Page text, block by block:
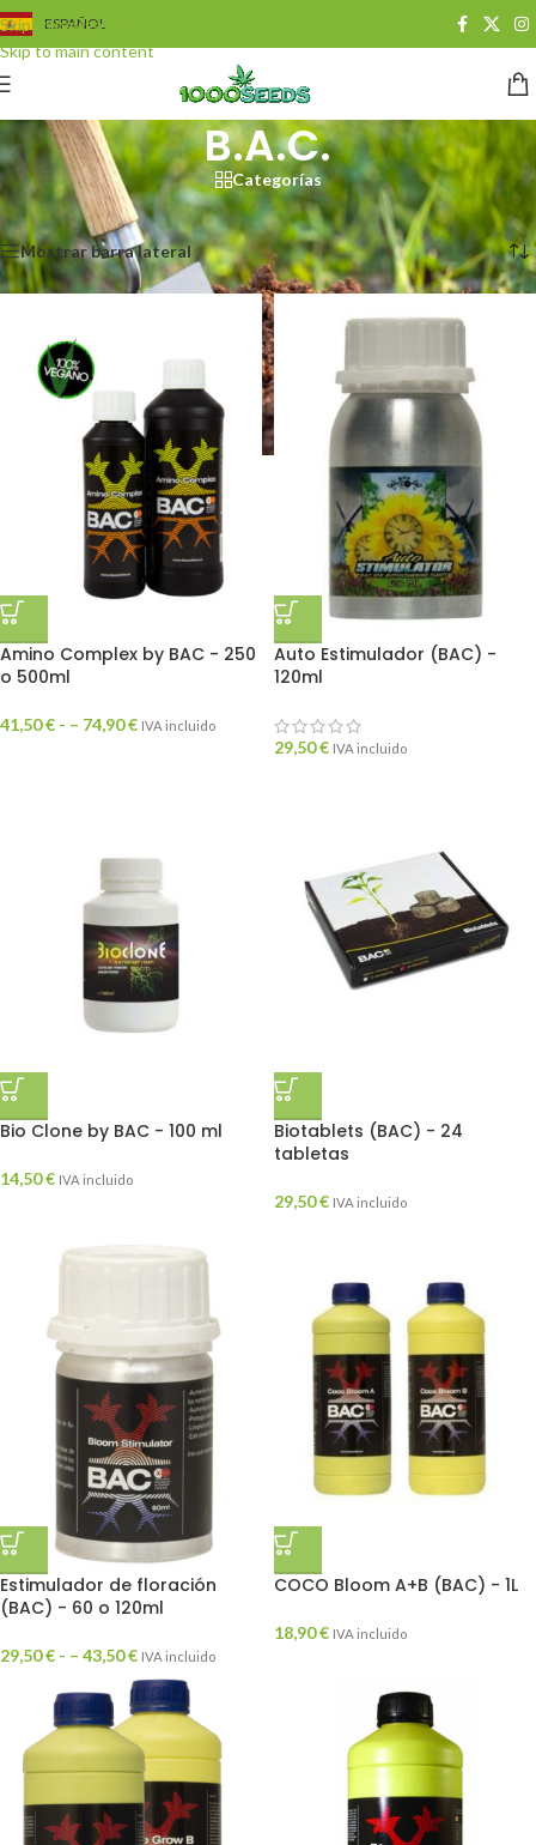
Skip to navigation
Skip to main content
ESPAÑOL
B.A.C.
Categorías
Start/Growshop/Dünger/B.A.C. Se muestran los resultados 1 - 20 de 30
Mostrar barra lateral
Amino Complex by BAC - 250
o 500ml
41,50€ - – 74,90€ IVA incluido
Auto Estimulador (BAC) -
120ml
29,50€ IVA incluido
Bio Clone by BAC - 100 ml
14,50€ IVA incluido
Biotablets (BAC) - 24
tabletas
29,50€ IVA incluido
Estimulador de floración
(BAC) - 60 o 120ml
29,50€ - – 43,50€ IVA incluido
COCO Bloom A+B (BAC) - 1L
18,90€ IVA incluido